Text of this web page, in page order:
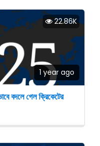
22.86K
1 year ago
বদলে গেল ক্রিকেটের